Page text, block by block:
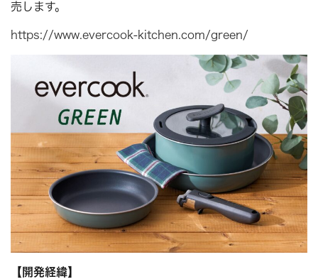
売します。
https://www.evercook-kitchen.com/green/
【開発経緯】